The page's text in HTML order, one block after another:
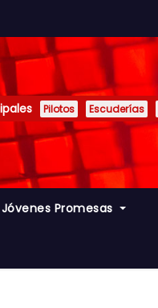
Pilotos Escuderías
Jóvenes Promesas